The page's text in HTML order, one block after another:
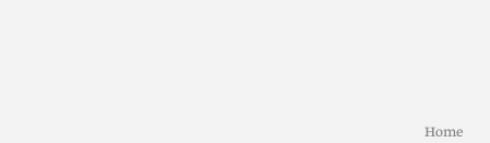
Home